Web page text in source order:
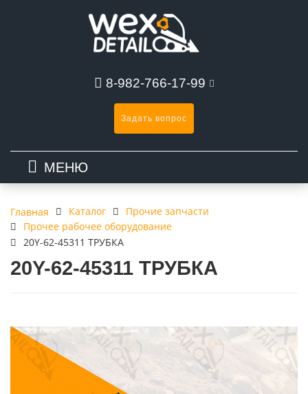
8-982-766-17-99
Задать вопрос
МЕНЮ
Главная Каталог
Прочие запчасти
Прочее рабочее оборудование
20Y-62-45311 ТРУБКА
20Y-62-45311 ТРУБКА